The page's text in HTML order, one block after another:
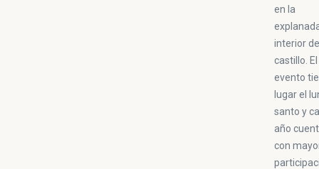
en la
interior
castillo. El
evento
lugar el
santo y
año
con